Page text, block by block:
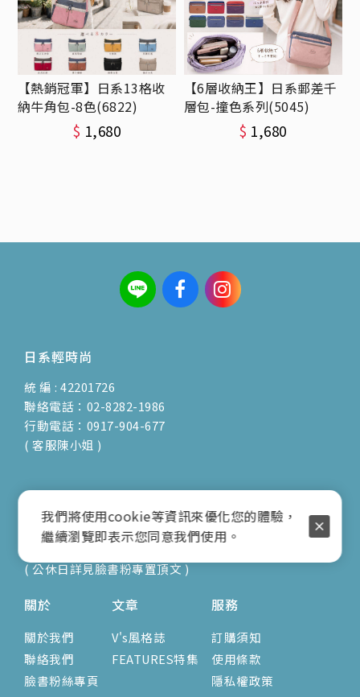
【熱銷冠軍】日系13格收
納牛角包-8色(6822)
$ 1,680
【6層收納王】日系郵差千
層包-撞色系列(5045)
$ 1,680
日系輕時尚
統 編 : 42201726
聯絡電話：02-8282-1986
行動電話：0917-904-677
( 客服陳小姐 )
地址：新北市蘆洲區光復路30巷16號1F
E-mail：vienna.twn@msa.hinet.net
營業時間：9:00am-17:00pm
( 公休日詳見臉書粉專置頂文 )
關於
關於我們
聯絡我們
臉書粉絲專頁
文章
V's風格誌
FEATURES特集
服務
訂購須知
使用條款
隱私權政策
我們將使用cookie等資訊來優化您的體驗，
繼續瀏覽即表示您同意我們使用。